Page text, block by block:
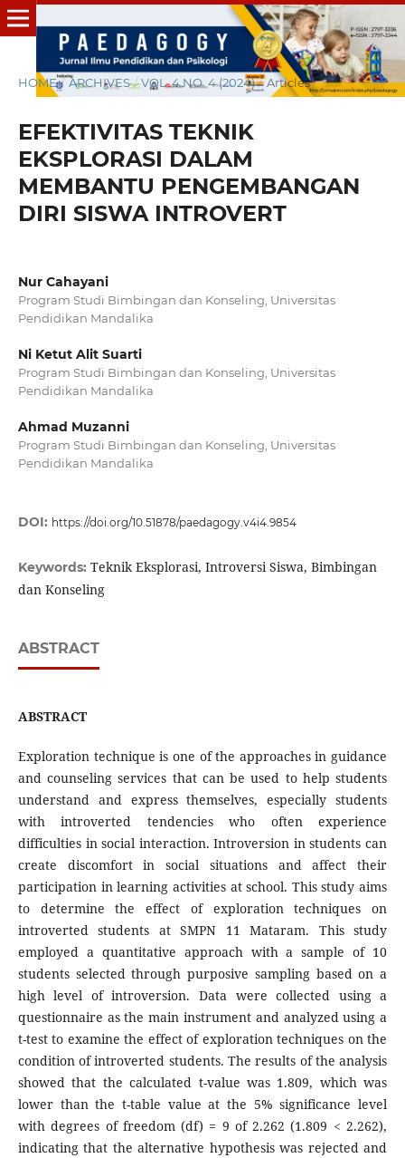
HOME / ARCHIVES / VOL. 4 NO. 4 (2024) / Articles
EFEKTIVITAS TEKNIK
EKSPLORASI DALAM
MEMBANTU PENGEMBANGAN
DIRI SISWA INTROVERT
Nur Cahayani
Program Studi Bimbingan dan Konseling, Universitas
Pendidikan Mandalika
Ni Ketut Alit Suarti
Program Studi Bimbingan dan Konseling, Universitas
Pendidikan Mandalika
Ahmad Muzanni
Program Studi Bimbingan dan Konseling, Universitas
Pendidikan Mandalika
DOI: https://doi.org/10.51878/paedagogy.v4i4.9854
Keywords: Teknik Eksplorasi, Introversi Siswa, Bimbingan
dan Konseling
ABSTRACT
ABSTRACT
Exploration technique is one of the approaches in guidance
and counseling services that can be used to help students
understand and express themselves, especially students
with introverted tendencies who often experience
difficulties in social interaction. Introversion in students can
create discomfort in social situations and affect their
participation in learning activities at school. This study aims
to determine the effect of exploration techniques on
introverted students at SMPN 11 Mataram. This study
employed a quantitative approach with a sample of 10
students selected through purposive sampling based on a
high level of introversion. Data were collected using a
questionnaire as the main instrument and analyzed using a
t-test to examine the effect of exploration techniques on the
condition of introverted students. The results of the analysis
showed that the calculated t-value was 1.809, which was
lower than the t-table value at the 5% significance level
with degrees of freedom (df) = 9 of 2.262 (1.809 < 2.262),
indicating that the alternative hypothesis was rejected and